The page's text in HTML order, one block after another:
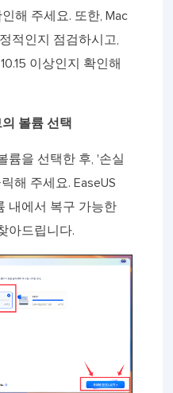
해 주세요. 또한, Mac
적인지 점검하시고,
이상인지 확인해
볼륨 선택
륨을 선택한 후, '손실
해 주세요. EaseUS
내에서 복구 가능한
아드립니다.